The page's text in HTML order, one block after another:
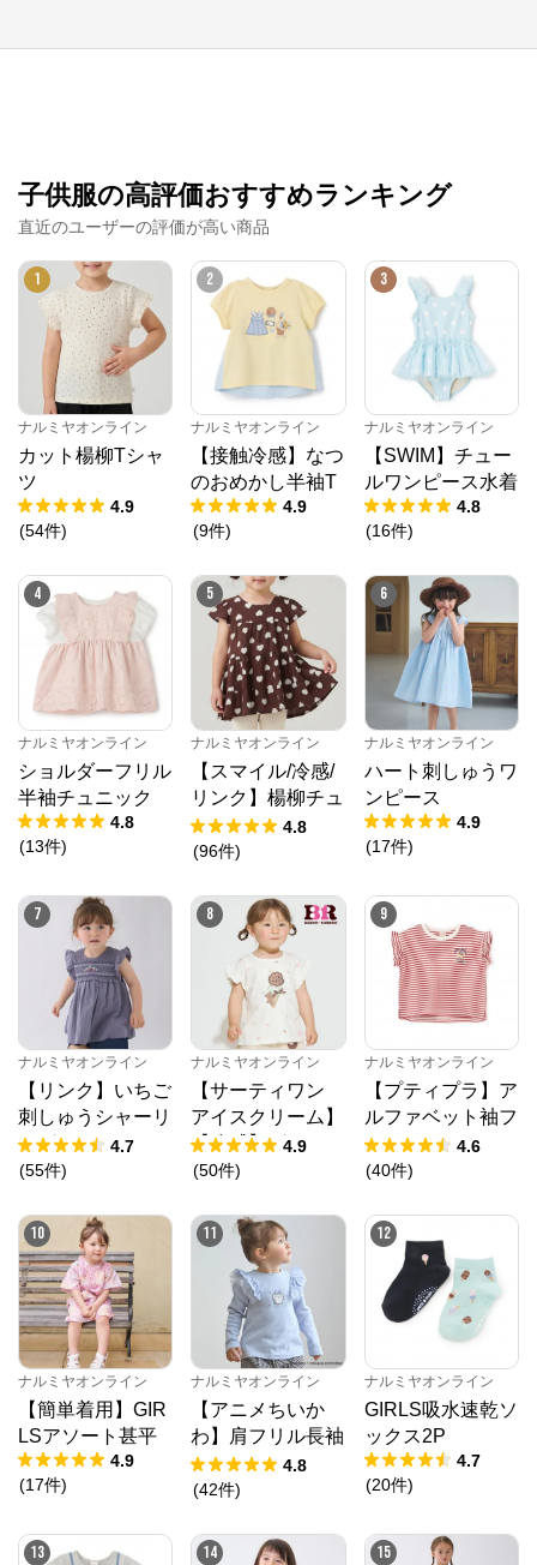
子供服の高評価おすすめランキング
直近のユーザーの評価が高い商品
1
ナルミヤオンライン
カット楊柳Tシャ
ツ
4.9
(54件)
2
ナルミヤオンライン
【接触冷感】なつ
のおめかし半袖T
4.9
(9件)
3
ナルミヤオンライン
【SWIM】チュー
ルワンピース水着
4.8
(16件)
4
ナルミヤオンライン
ショルダーフリル
半袖チュニック
4.8
(13件)
5
ナルミヤオンライン
【スマイル/冷感/
リンク】楊柳チュ
ニック
4.8
(96件)
6
ナルミヤオンライン
ハート刺しゅうワ
ンピース
4.9
(17件)
7
ナルミヤオンライン
【リンク】いちご
刺しゅうシャーリ
ングチュニック
4.7
(55件)
8
ナルミヤオンライン
【サーティワン
アイスクリーム】
【冷感】グラフィ
ック半袖Tシャツ
4.9
(50件)
9
ナルミヤオンライン
【プティプラ】ア
ルファベット袖フ
リルTシャツ
4.6
(40件)
10
ナルミヤオンライン
【簡単着用】GIR
LSアソート甚平
4.9
(17件)
11
ナルミヤオンライン
【アニメちいか
わ】肩フリル長袖
Tシャツ
4.8
(42件)
12
ナルミヤオンライン
GIRLS吸水速乾ソ
ックス2P
4.7
(20件)
13 14 15
ナルミヤオンライン
公式ECサイト
※外部サイトが開きます
ナルミヤオンラインからのコメント
ナルミヤオンライン公式通販ショップ。人気子供服メ
ゾピアノ、プティマイン、ラブトキシック、アナスイ
ミニ等、全ブランド、全商品をご覧いただけます。